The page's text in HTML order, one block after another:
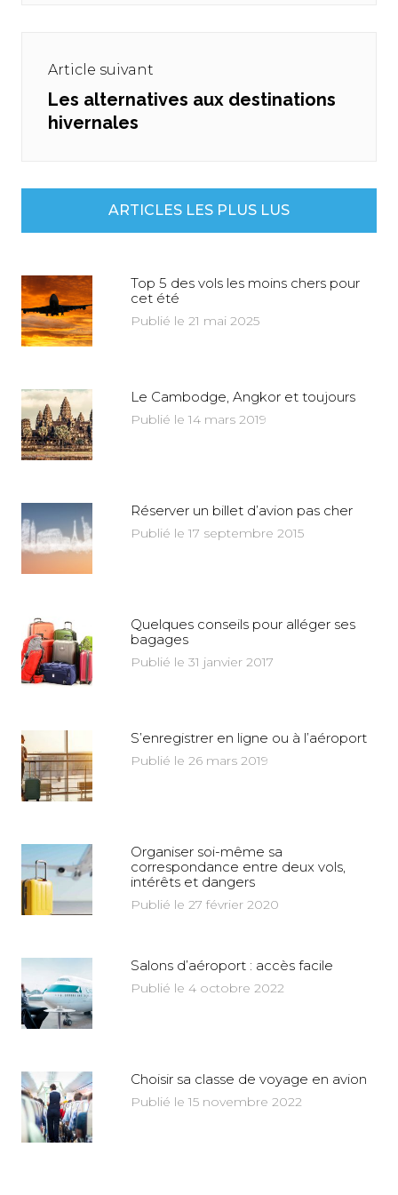
Article suivant
Next
post:
Les alternatives aux destinations
hivernales
ARTICLES LES PLUS LUS
Top 5 des vols les moins chers pour
cet été
Publié le 21 mai 2025
Le Cambodge, Angkor et toujours
Publié le 14 mars 2019
Réserver un billet d’avion pas cher
Publié le 17 septembre 2015
Quelques conseils pour alléger ses
bagages
Publié le 31 janvier 2017
S’enregistrer en ligne ou à l’aéroport
Publié le 26 mars 2019
Organiser soi-même sa
correspondance entre deux vols,
intérêts et dangers
Publié le 27 février 2020
Salons d’aéroport : accès facile
Publié le 4 octobre 2022
Choisir sa classe de voyage en avion
Publié le 15 novembre 2022